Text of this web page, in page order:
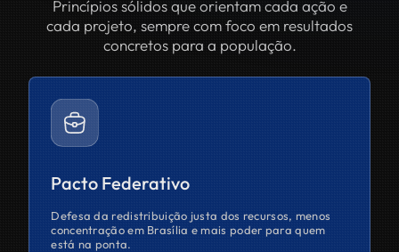
Princípios sólidos que orientam cada ação e
cada projeto, sempre com foco em resultados
concretos para a população.
Pacto Federativo
Defesa da redistribuição justa dos recursos, menos
concentração em Brasília e mais poder para quem
está na ponta.